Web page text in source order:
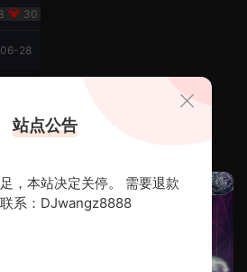
30
28
免费分享·轻音乐串烧
免费
站点公告
，本站决定关停。 需要退款
系：DJwangz8888